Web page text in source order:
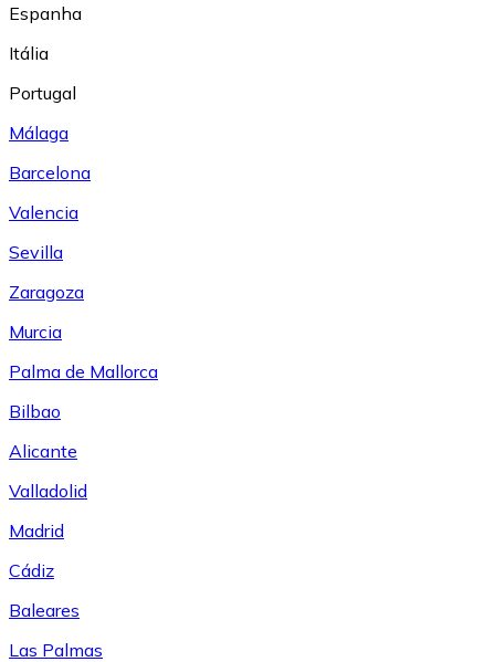
Espanha
Itália
Portugal
Málaga
Barcelona
Valencia
Sevilla
Zaragoza
Murcia
Palma de Mallorca
Bilbao
Alicante
Valladolid
Madrid
Cádiz
Baleares
Las Palmas